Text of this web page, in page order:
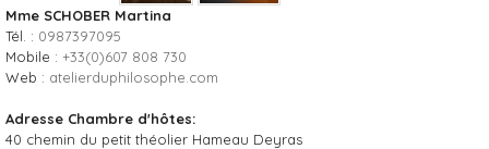
Mme SCHOBER Martina
Tél. : 0987397095
Mobile : +33(0)607 808 730
Web : atelierduphilosophe.com
Adresse Chambre d'hôtes:
40 chemin du petit théolier Hameau Deyras